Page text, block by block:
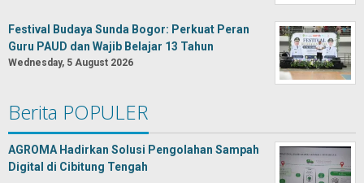
Festival Budaya Sunda Bogor: Perkuat Peran
Guru PAUD dan Wajib Belajar 13 Tahun
Wednesday, 5 August 2026
Berita POPULER
AGROMA Hadirkan Solusi Pengolahan Sampah
Digital di Cibitung Tengah